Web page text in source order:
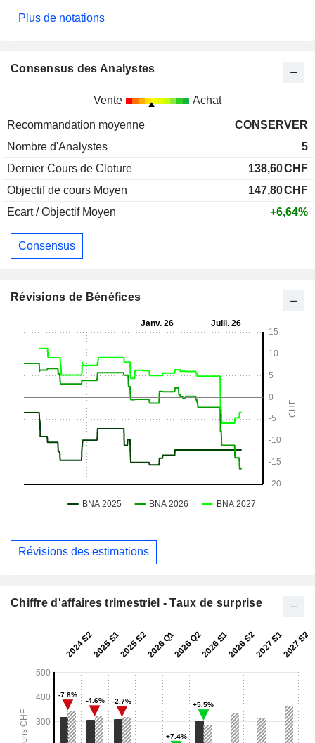
Plus de notations
Consensus des Analystes
Vente Achat
Recommandation moyenne
CONSERVER
Nombre d'Analystes
5
Dernier Cours de Cloture
138,60CHF
Objectif de cours Moyen
147,80CHF
Ecart / Objectif Moyen
+6,64%
Consensus
Révisions de Bénéfices
Révisions des estimations
Chiffre d'affaires trimestriel - Taux de surprise